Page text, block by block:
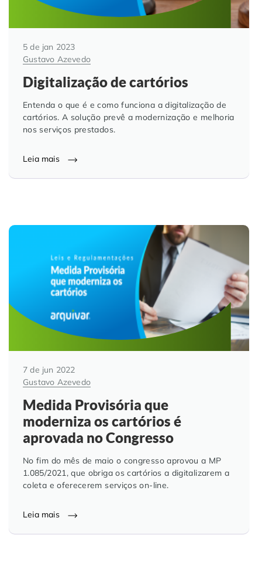
5 de jan 2023
Gustavo Azevedo
Digitalização de cartórios
Entenda o que é e como funciona a digitalização de
cartórios. A solução prevê a modernização e melhoria
nos serviços prestados.
Leia mais
7 de jun 2022
Gustavo Azevedo
Medida Provisória que
moderniza os cartórios é
aprovada no Congresso
No fim do mês de maio o congresso aprovou a MP
1.085/2021, que obriga os cartórios a digitalizarem a
coleta e oferecerem serviços on-line.
Leia mais